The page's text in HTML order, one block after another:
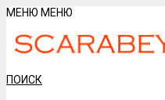
МЕНЮ МЕНЮ
ПОИСК